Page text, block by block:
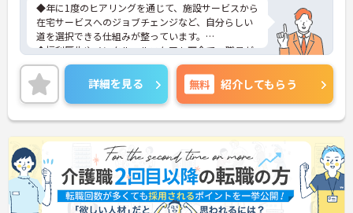
◆年に1度のヒアリングを通じて、施設サービスから
在宅サービスへのジョブチェンジなど、自分らしい
道を選択できる仕組みが整っています。
◆福利厚生やメンタルヘルスケアも万全で、職員が
心身ともに健康で、長く誇りを持って働ける環境づ
くりを追求している法人です。
◆入社後は研修施設での座学に加え、現場では先輩
社員との同行訪問（OJT）で実務をしっかり学べま
す。久しぶりのお仕事復帰で不安な方でも、自信を
持って業務に取り組めるよう丁寧にフォローしま
す。
◆ライフサポートも手厚く、育児休業は最長3年間
取得可能で、復職後もお子さんが9歳になるまで時
短勤務が選べるなど、子育てと仕事の両立を強力に
バックアップします。
詳細を見る 無料 紹介してもらう